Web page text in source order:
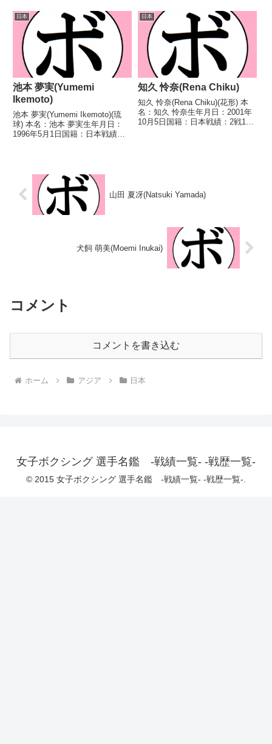
し 【戦歴】2023/05/21 △4R判
定 1-1(39-37、37-39、38-38) ...
2017/12/04 ●4RTKO 縞馬 菜
摘(輪島功一...
日本
池本 夢実(Yumemi
Ikemoto)
池本 夢実(Yumemi Ikemoto)(琉
球) 本名：池本 夢実生年月日：
1996年5月1日国籍：日本戦績：
ライトフライ級王座 【戦歴...
日本
知久 怜奈(Rena Chiku)
知久 怜奈(Rena Chiku)(花形) 本
名：知久 怜奈生年月日：2001年
10月5日国籍：日本戦績：2戦1勝
山田 夏冴(Natsuki Yamada)
犬飼 萌美(Moemi Inukai)
コメント
コメントを書き込む
ホーム アジア 日本
女子ボクシング 選手名鑑 -戦績一覧- -戦歴一覧-
© 2015 女子ボクシング 選手名鑑 -戦績一覧- -戦歴一覧-.